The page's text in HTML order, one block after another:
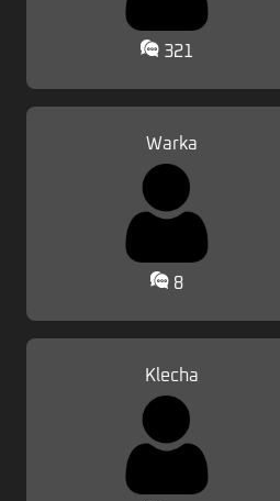
321
Warka
8
Klecha